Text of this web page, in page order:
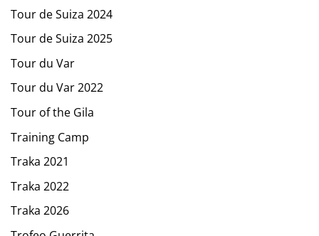
Tour de Suiza 2024
Tour de Suiza 2025
Tour du Var
Tour du Var 2022
Tour of the Gila
Training Camp
Traka 2021
Traka 2022
Traka 2026